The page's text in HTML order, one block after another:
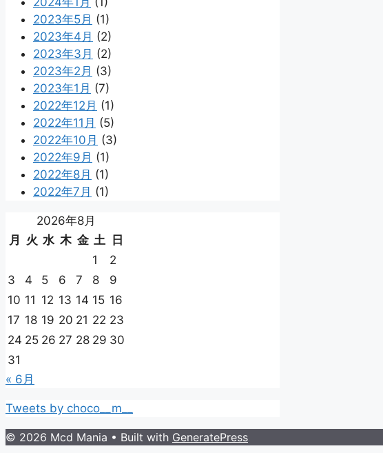
2023年5月 (1)
2023年4月 (2)
2023年3月 (2)
2023年2月 (3)
2023年1月 (7)
2022年12月 (1)
2022年11月 (5)
2022年10月 (3)
2022年9月 (1)
2022年8月 (1)
2022年7月 (1)
2026年8月
月 火 水 木 金 土 日
1
2
3
4 5 6 7 8
9
10 11 12 13 14 15 16
17 18 19 20 21 22 23
24 25 26 27 28 29 30
31
« 6月
Tweets by choco__m__
© 2026 Mcd Mania • Built with GeneratePress